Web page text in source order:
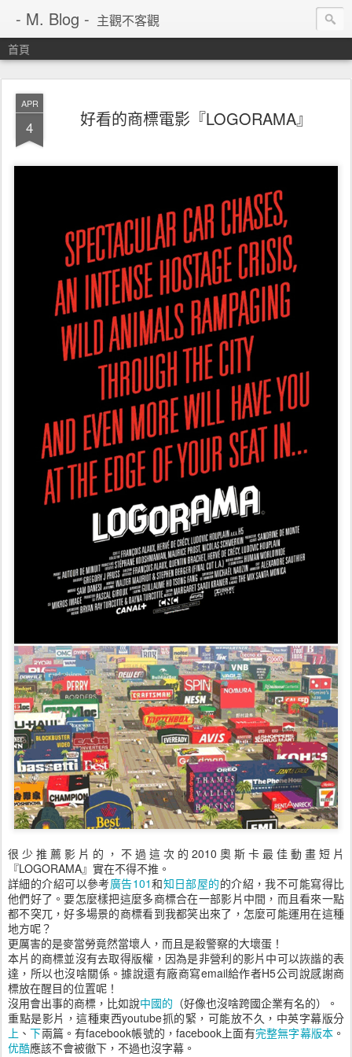
- M. Blog - 主觀不客觀
首頁
APR
4 好看的商標電影『LOGORAMA』
很少推薦影片的，不過這次的2010奧斯卡最佳動畫短片
『LOGORAMA』實在不得不推。
詳細的介紹可以參考廣告101和知日部屋的的介紹，我不可能寫得比
他們好了。要怎麼樣把這麼多商標合在一部影片中間，而且看來一點
都不突兀，好多場景的商標看到我都笑出來了，怎麼可能運用在這種
地方呢？
更厲害的是麥當勞竟然當壞人，而且是殺警察的大壞蛋！
本片的商標並沒有去取得版權，因為是非營利的影片中可以詼諧的表
達，所以也沒啥關係。據說還有廠商寫email給作者H5公司說感謝商
標放在醒目的位置呢！
沒用會出事的商標，比如說中國的 （好像也沒啥跨國企業有名的）。
重點是影片，這種東西youtube抓的緊，可能放不久，中英字幕版分
上 、下兩篇。有facebook帳號的，facebook上面有完整無字幕版本 。
优酷應該不會被徹下，不過也沒字幕。